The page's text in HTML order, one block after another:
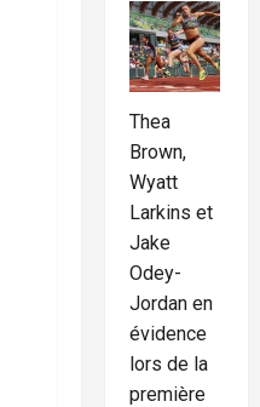
Thea
Brown,
Wyatt
Larkins et
Jake
Odey-
Jordan en
évidence
lors de la
première